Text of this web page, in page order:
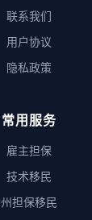
联系我们
用户协议
隐私政策
常用服务
雇主担保
技术移民
州担保移民